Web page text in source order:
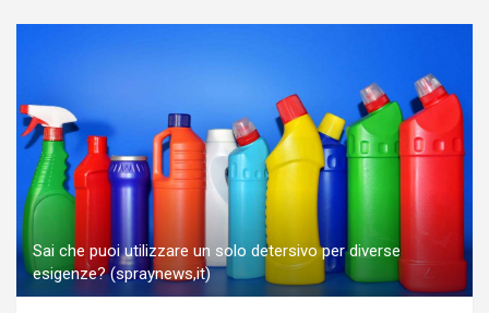
Sai che puoi utilizzare un solo detersivo per diverse
esigenze? (spraynews,it)